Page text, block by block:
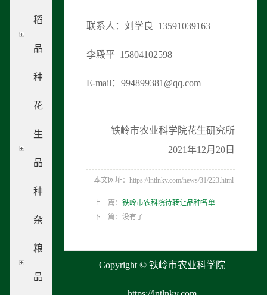
稻
品
种
花
生
品
种
杂
粮
品
联系人：刘学良 13591039163
李殿平 15804102598
E-mail： 994899381@qq.com
铁岭市农业科学院花生研究所
2021年12月20日
本文网址：https://lntlnky.com/news/31/223.html
上一篇： 铁岭市农科院待转让品种名单
下一篇：没有了
Copyright © 铁岭市农业科学院